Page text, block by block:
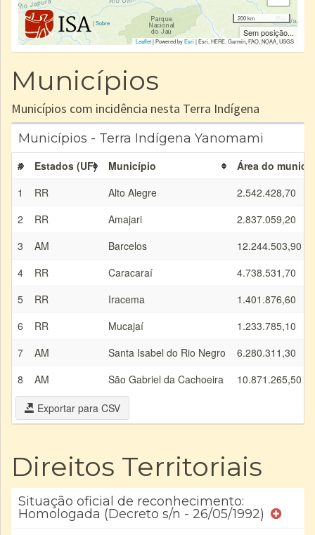
|Sobre
200 km
Sem posição...
Leaflet| Powered byEsri|Esri, HERE, Garmin, FAO, NOAA, USGS
Municípios
Municípios com incidência nesta Terra Indígena
Municípios - Terra Indígena Yanomami
# Estados (UF) Município
Área do
1
RR Alto Alegre
2.542.428,70
2
RR Amajari
2.837.059,20
3
AM Barcelos
12.244.503,90
4
RR Caracaraí
4.738.531,70
5
RR Iracema
1.401.876,60
6
RR Mucajaí
1.233.785,10
7
AM Santa Isabel do Rio Negro
6.280.311,30
8
AM São Gabriel da Cachoeira 10.871.265,50
Exportar para CSV
Direitos Territoriais
Situação oficial de reconhecimento:
Homologada (Decreto s/n - 26/05/1992)